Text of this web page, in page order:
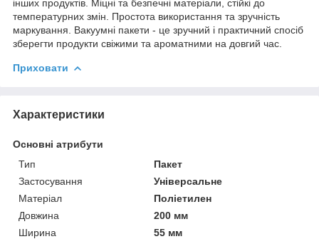
інших продуктів. Міцні та безпечні матеріали, стійкі до
температурних змін. Простота використання та зручність
маркування. Вакуумні пакети - це зручний і практичний спосіб
зберегти продукти свіжими та ароматними на довгий час.
Приховати
Характеристики
Основні атрибути
Тип
Пакет
Застосування
Універсальне
Матеріал
Поліетилен
Довжина
200 мм
Ширина
55 мм